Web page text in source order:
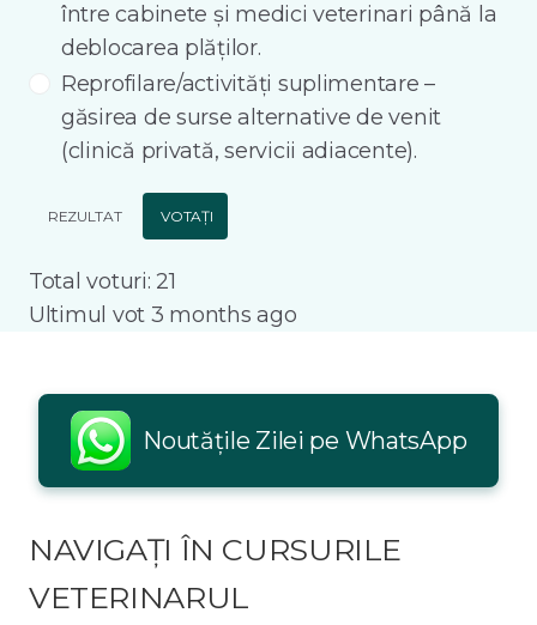
între cabinete și medici veterinari până la
deblocarea plăților.
Reprofilare/activități suplimentare –
găsirea de surse alternative de venit
(clinică privată, servicii adiacente).
REZULTAT VOTAȚI
Total voturi: 21
Ultimul vot 3 months ago
Noutățile Zilei pe WhatsApp
NAVIGAȚI ÎN CURSURILE
VETERINARUL